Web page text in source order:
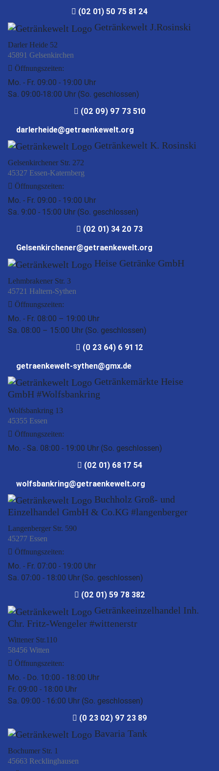
(02 01) 50 75 81 24
Getränkewelt J.Rosinski
Darler Heide 52
45891 Gelsenkirchen
Öffnungszeiten:
Mo. - Fr. 09:00 - 19:00 Uhr
Sa. 09:00-18:00 Uhr (So. geschlossen)
(02 09) 97 73 510
darlerheide@getraenkewelt.org
Getränkewelt K. Rosinski
Gelsenkirchener Str. 272
45327 Essen-Katernberg
Öffnungszeiten:
Mo. - Fr. 09:00 - 19:00 Uhr
Sa. 9:00 - 15:00 Uhr (So. geschlossen)
(02 01) 34 20 73
Gelsenkirchener@getraenkewelt.org
Heise Getränke GmbH
Lehmbrakener Str. 3
45721 Haltern-Sythen
Öffnungszeiten:
Mo. - Fr. 08:00 – 19:00 Uhr
Sa. 08:00 – 15:00 Uhr (So. geschlossen)
(0 23 64) 6 91 12
getraenkewelt-sythen@gmx.de
Getränkemärkte Heise
GmbH #Wolfsbankring
Wolfsbankring 13
45355 Essen
Öffnungszeiten:
Mo. - Sa. 08:00 - 19:00 Uhr (So. geschlossen)
(02 01) 68 17 54
wolfsbankring@getraenkewelt.org
Buchholz Groß- und
Einzelhandel GmbH & Co.KG #langenberger
Langenberger Str. 590
45277 Essen
Öffnungszeiten:
Mo. - Fr. 07:00 - 19:00 Uhr
Sa. 07:00 - 18:00 Uhr (So. geschlossen)
(02 01) 59 78 382
Getränkeeinzelhandel Inh.
Chr. Fritz-Wengeler #wittenerstr
Wittener Str.110
58456 Witten
Öffnungszeiten:
Mo. - Do. 10:00 - 18:00 Uhr
Fr. 09:00 - 18:00 Uhr
Sa. 09:00 - 16:00 Uhr (So. geschlossen)
(0 23 02) 97 23 89
Bavaria Tank
Bochumer Str. 1
45663 Recklinghausen